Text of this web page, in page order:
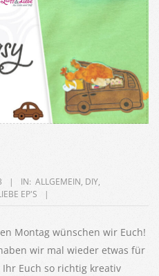
IN: ALLGEMEIN, DIY,
EP'S
Montag wünschen wir Euch!
wir mal wieder etwas für
Ihr Euch so richtig kreativ